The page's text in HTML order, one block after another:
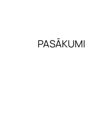
PASĀKUMI